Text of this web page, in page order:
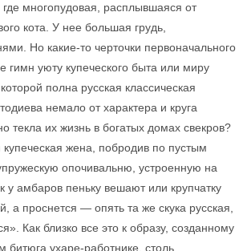
многопудовая, расплывшаяся от
кота. У нее большая грудь,
Но какие-то черточки первоначального
уюту купеческого быта или миру
полна русская классическая
немало от характера и круга
текла их жизнь в богатых домах свекров?
жена, побродив по пустым
опочивальню, устроенную на
у амбаров пеньку вешают или крупчатку
а проснется — опять та же скука русская,
Как близко все это к образу, созданному
ухаре-работнике, столь